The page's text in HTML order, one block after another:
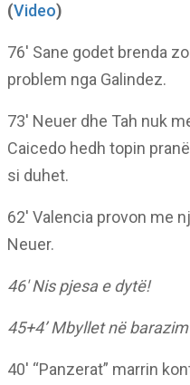
(Video)
76′ Sane godet brenda
problem nga Galindez.
73′ Neuer dhe Tah nuk
Caicedo hedh topin
si duhet.
62′ Valencia provon me
Neuer.
46′ Nis pjesa e dytë!
45+4’ Mbyllet në
40′ “Panzerat” marrin